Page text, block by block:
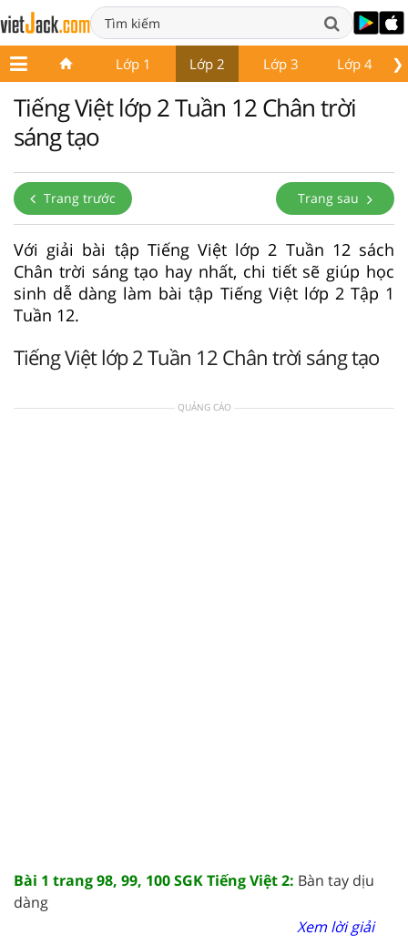
❯
Lớp 1 Lớp 2 Lớp 3 Lớp 4
Tiếng Việt lớp 2 Tuần 12 Chân trời
sáng tạo
Trang trước Trang sau
Với giải bài tập Tiếng Việt lớp 2 Tuần 12 sách
Chân trời sáng tạo hay nhất, chi tiết sẽ giúp học
sinh dễ dàng làm bài tập Tiếng Việt lớp 2 Tập 1
Tuần 12.
Tiếng Việt lớp 2 Tuần 12 Chân trời sáng tạo
QUẢNG CÁO
Bài 1 trang 98, 99, 100 SGK Tiếng Việt 2: Bàn tay dịu
dàng
Xem lời giải